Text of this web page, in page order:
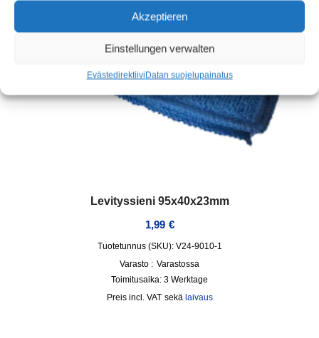
Akzeptieren
Einstellungen verwalten
EvästedirektiiviDatan suojelupainatus
Levityssieni 95x40x23mm
1,99 €
Tuotetunnus (SKU): V24-9010-1
Varasto : Varastossa
Toimitusaika: 3 Werktage
incl. VAT sekä laivaus